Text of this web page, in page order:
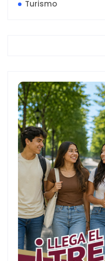
Turismo